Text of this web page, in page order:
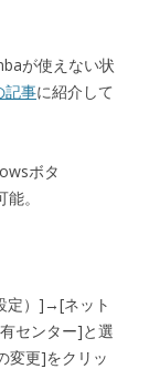
が使えない状
記事に紹介して
ボタ
。
定）]→[ネット
センター]と選
変更]をクリッ